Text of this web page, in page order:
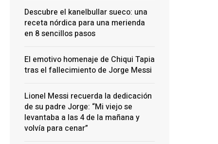
Descubre el kanelbullar sueco: una
receta nórdica para una merienda
en 8 sencillos pasos
El emotivo homenaje de Chiqui Tapia
tras el fallecimiento de Jorge Messi
Lionel Messi recuerda la dedicación
de su padre Jorge: “Mi viejo se
levantaba a las 4 de la mañana y
volvía para cenar”